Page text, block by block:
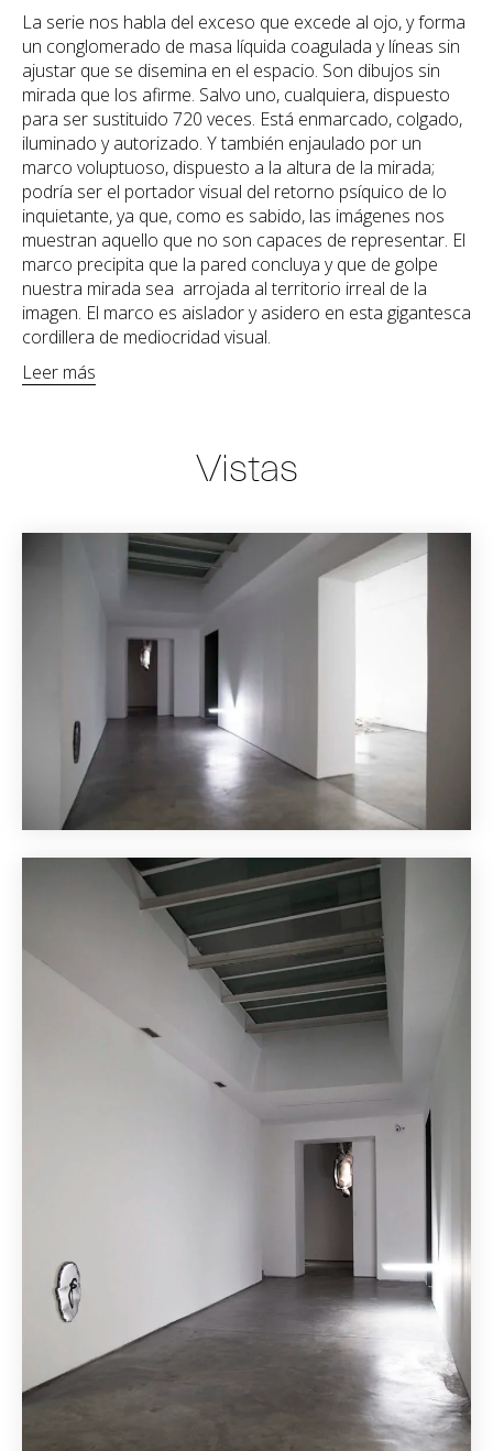
La serie nos habla del exceso que excede al ojo, y forma
un conglomerado de masa líquida coagulada y líneas sin
ajustar que se disemina en el espacio. Son dibujos sin
mirada que los afirme. Salvo uno, cualquiera, dispuesto
para ser sustituido 720 veces. Está enmarcado, colgado,
iluminado y autorizado. Y también enjaulado por un
marco voluptuoso, dispuesto a la altura de la mirada;
podría ser el portador visual del retorno psíquico de lo
inquietante, ya que, como es sabido, las imágenes nos
muestran aquello que no son capaces de representar. El
marco precipita que la pared concluya y que de golpe
nuestra mirada sea arrojada al territorio irreal de la
imagen. El marco es aislador y asidero en esta gigantesca
cordillera de mediocridad visual.
Leer más
Vistas